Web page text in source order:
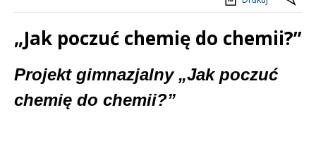
„Jak poczuć chemię do chemii?”
Treść
Projekt gimnazjalny „Jak poczuć
chemię do chemii?”